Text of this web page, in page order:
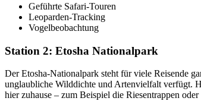
Geführte Safari-Touren
Leoparden-Tracking
Vogelbeobachtung
Station 2: Etosha Nationalpark
Der Etosha-Nationalpark steht für viele Reisende
unglaubliche Wilddichte und Artenvielfalt verfügt.
hier zuhause – zum Beispiel die Riesentrappen